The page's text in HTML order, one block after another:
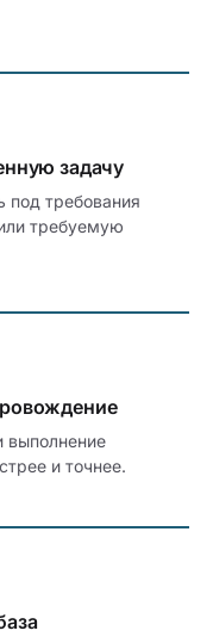
задачу
под требования
требуемую
выполнение
и точнее.